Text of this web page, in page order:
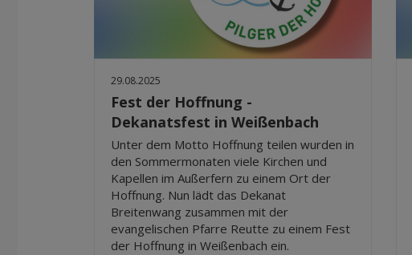
29.08.2025
Fest der Hoffnung -
Dekanatsfest in Weißenbach
Unter dem Motto Hoffnung teilen wurden in
den Sommermonaten viele Kirchen und
Kapellen im Außerfern zu einem Ort der
Hoffnung. Nun lädt das Dekanat
Breitenwang zusammen mit der
evangelischen Pfarre Reutte zu einem Fest
der Hoffnung in Weißenbach ein.